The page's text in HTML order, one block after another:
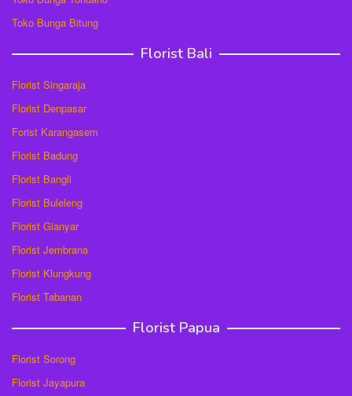
Toko Bunga Bitung
Florist Bali
Florist Singaraja
Florist Denpasar
Forist Karangasem
Florist Badung
Florist Bangli
Florist Buleleng
Florist Gianyar
Florist Jembrana
Florist Klungkung
Florist Tabanan
Florist Papua
Florist Sorong
Florist Jayapura